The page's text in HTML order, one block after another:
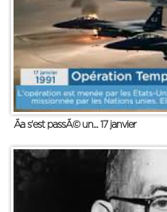
Ãa s'est passÃ© un... 17 janvier